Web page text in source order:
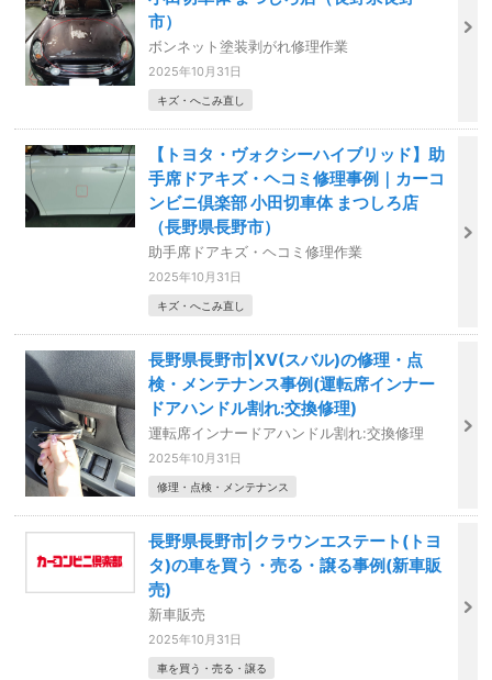
市）
ボンネット塗装剥がれ修理作業
2025年10月31日
キズ・へこみ直し
【トヨタ・ヴォクシーハイブリッド】助
手席ドアキズ・ヘコミ修理事例｜カーコ
ンビニ倶楽部 小田切車体 まつしろ店
（長野県長野市）
助手席ドアキズ・ヘコミ修理作業
2025年10月31日
キズ・へこみ直し
長野県長野市|XV(スバル)の修理・点
検・メンテナンス事例(運転席インナー
ドアハンドル割れ:交換修理)
運転席インナードアハンドル割れ:交換修理
2025年10月31日
修理・点検・メンテナンス
長野県長野市|クラウンエステート(トヨ
タ)の車を買う・売る・譲る事例(新車販
売)
新車販売
2025年10月31日
車を買う・売る・譲る